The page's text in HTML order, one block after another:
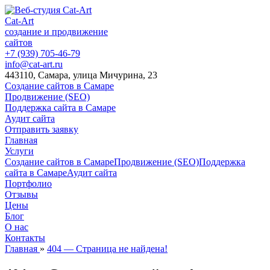
Cat-Art
создание и продвижение
сайтов
+7 (939) 705-46-79
info@cat-art.ru
443110, Самара, улица Мичурина, 23
Создание сайтов в Самаре
Продвижение (SEO)
Поддержка сайта в Самаре
Аудит сайта
Отправить заявку
Главная
Услуги
Создание сайтов в СамареПродвижение (SEO)Поддержка
сайта в СамареАудит сайта
Портфолио
Отзывы
Цены
Блог
О нас
Контакты
Главная » 404 — Страница не найдена!